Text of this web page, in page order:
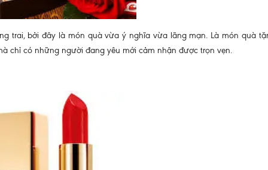
trai, bởi đây là món quà vừa ý nghĩa vừa lãng mạn. Là món quà
chỉ có những người đang yêu mới cảm nhận được trọn vẹn.